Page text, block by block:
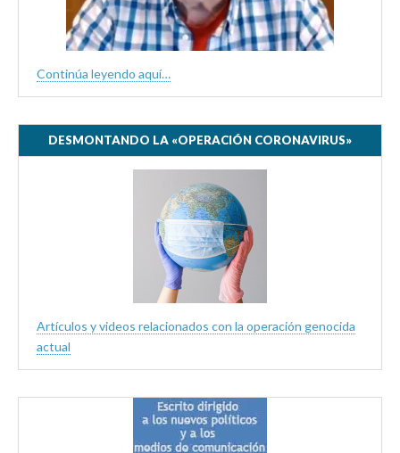
Continúa leyendo aquí…
DESMONTANDO LA «OPERACIÓN CORONAVIRUS»
Artículos y videos relacionados con la operación genocida
actual